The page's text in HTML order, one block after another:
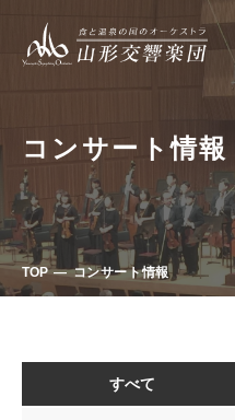
コンサート情報
TOP コンサート情報
すべて